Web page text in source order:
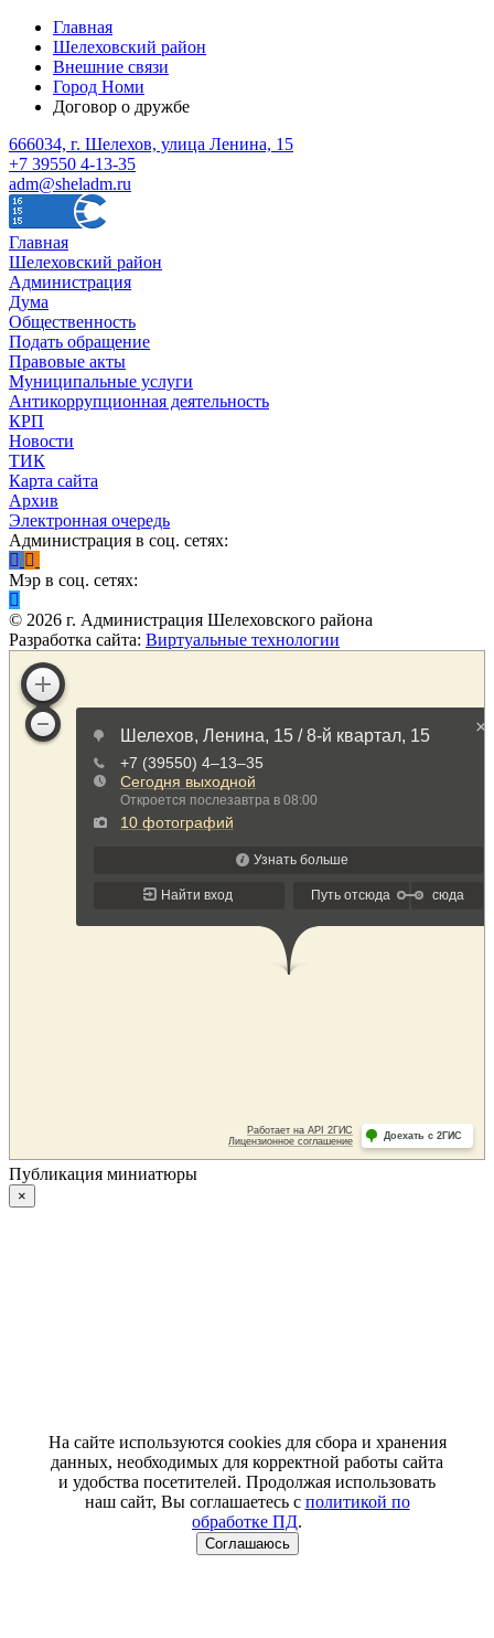
Главная
Шелеховский район
Внешние связи
Город Номи
Договор о дружбе
666034, г. Шелехов, улица Ленина, 15
+7 39550 4-13-35
adm@sheladm.ru
Главная
Шелеховский район
Администрация
Дума
Общественность
Подать обращение
Правовые акты
Муниципальные услуги
Антикоррупционная деятельность
КРП
Новости
ТИК
Карта сайта
Архив
Электронная очередь
Администрация в соц. сетях:
Мэр в соц. сетях:
© 2026 г. Администрация Шелеховского района
Разработка сайта: Виртуальные технологии
Публикация миниатюры
×
На сайте используются cookies для сбора и хранения
данных, необходимых для корректной работы сайта
и удобства посетителей. Продолжая использовать
наш сайт, Вы соглашаетесь с политикой по
обработке ПД.
Соглашаюсь